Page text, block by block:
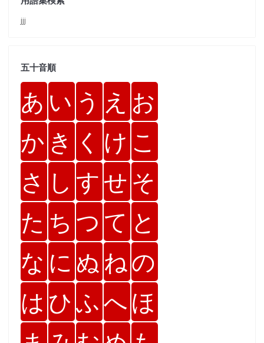
jjj
五十音順
あ い う え お
か き く け こ
さ し すせ そ
た ち つ て と
な に ぬ ねの
は ひふへほ